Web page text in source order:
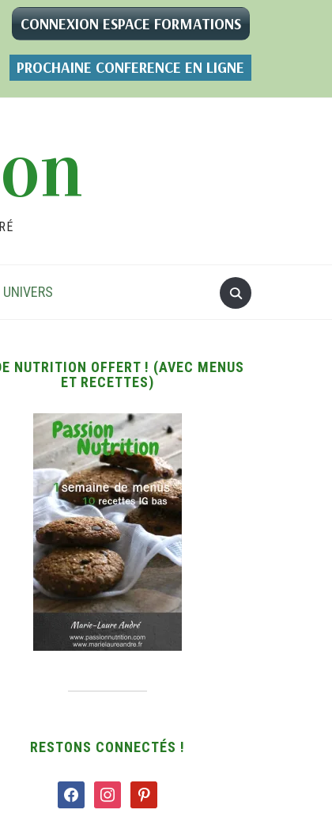
CONNEXION ESPACE FORMATIONS
PROCHAINE CONFERENCE EN LIGNE
NUTRITION OFFERT ! (AVEC MENUS
ET RECETTES)
RESTONS CONNECTÉS !
facebookinstagrampinterest